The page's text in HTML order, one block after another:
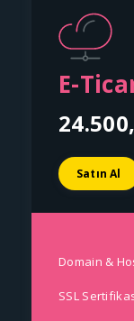
E-
Satın Al
Domain &
SSL